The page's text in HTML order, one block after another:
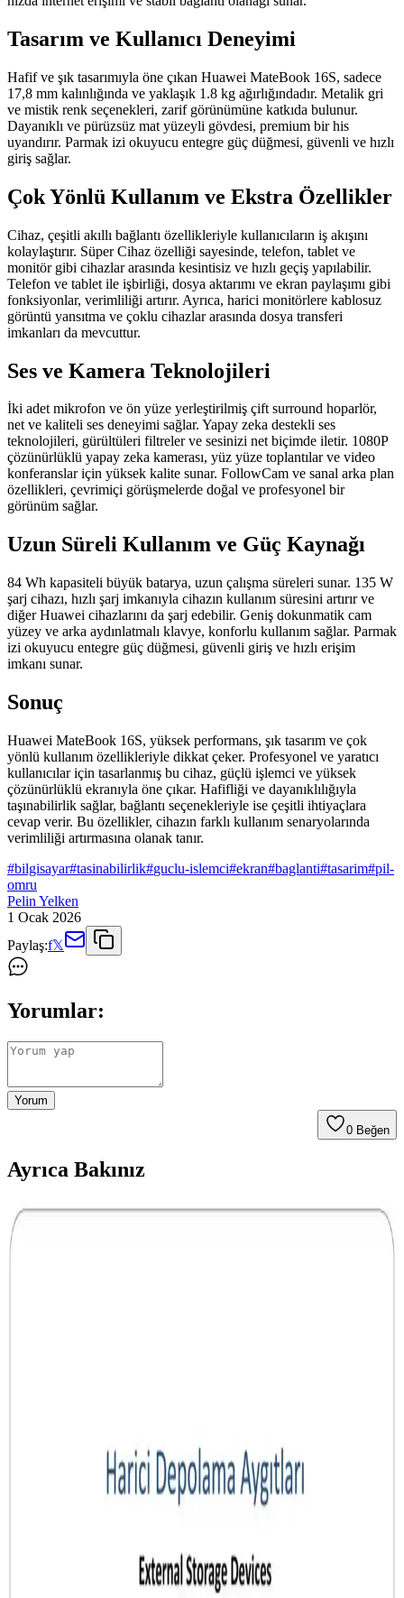
Tasarım ve Kullanıcı Deneyimi
Hafif ve şık tasarımıyla öne çıkan Huawei MateBook 16S, sadece
17,8 mm kalınlığında ve yaklaşık 1.8 kg ağırlığındadır. Metalik gri
ve mistik renk seçenekleri, zarif görünümüne katkıda bulunur.
Dayanıklı ve pürüzsüz mat yüzeyli gövdesi, premium bir his
uyandırır. Parmak izi okuyucu entegre güç düğmesi, güvenli ve hızlı
giriş sağlar.
Çok Yönlü Kullanım ve Ekstra Özellikler
Cihaz, çeşitli akıllı bağlantı özellikleriyle kullanıcıların iş akışını
kolaylaştırır. Süper Cihaz özelliği sayesinde, telefon, tablet ve
monitör gibi cihazlar arasında kesintisiz ve hızlı geçiş yapılabilir.
Telefon ve tablet ile işbirliği, dosya aktarımı ve ekran paylaşımı gibi
fonksiyonlar, verimliliği artırır. Ayrıca, harici monitörlere kablosuz
görüntü yansıtma ve çoklu cihazlar arasında dosya transferi
imkanları da mevcuttur.
Ses ve Kamera Teknolojileri
İki adet mikrofon ve ön yüze yerleştirilmiş çift surround hoparlör,
net ve kaliteli ses deneyimi sağlar. Yapay zeka destekli ses
teknolojileri, gürültüleri filtreler ve sesinizi net biçimde iletir. 1080P
çözünürlüklü yapay zeka kamerası, yüz yüze toplantılar ve video
konferanslar için yüksek kalite sunar. FollowCam ve sanal arka plan
özellikleri, çevrimiçi görüşmelerde doğal ve profesyonel bir
görünüm sağlar.
Uzun Süreli Kullanım ve Güç Kaynağı
84 Wh kapasiteli büyük batarya, uzun çalışma süreleri sunar. 135 W
şarj cihazı, hızlı şarj imkanıyla cihazın kullanım süresini artırır ve
diğer Huawei cihazlarını da şarj edebilir. Geniş dokunmatik cam
yüzey ve arka aydınlatmalı klavye, konforlu kullanım sağlar. Parmak
izi okuyucu entegre güç düğmesi, güvenli giriş ve hızlı erişim
imkanı sunar.
Sonuç
Huawei MateBook 16S, yüksek performans, şık tasarım ve çok
yönlü kullanım özellikleriyle dikkat çeker. Profesyonel ve yaratıcı
kullanıcılar için tasarlanmış bu cihaz, güçlü işlemci ve yüksek
çözünürlüklü ekranıyla öne çıkar. Hafifliği ve dayanıklılığıyla
taşınabilirlik sağlar, bağlantı seçenekleriyle ise çeşitli ihtiyaçlara
cevap verir. Bu özellikler, cihazın farklı kullanım senaryolarında
verimliliği artırmasına olanak tanır.
#bilgisayar#tasinabilirlik#guclu-islemci#ekran#baglanti#tasarim#pil-
omru
Pelin Yelken
1 Ocak 2026
Paylaş:f𝕏
Yorumlar:
Yorum
0 Beğen
Ayrıca Bakınız
Bilgisayarın Ani Kapanması ve Donanım
Arızalarının Elektriksel Nedenleri ve Önlemleri
Yaratıcı Profesyoneller İçin En İyi Taşınabilir
Bilgisayar Seçenekleri ve Özellikleri
modeller hakkında detaylı bilgi.
Attack Shark R1 ve Razer DeathAdder Essential